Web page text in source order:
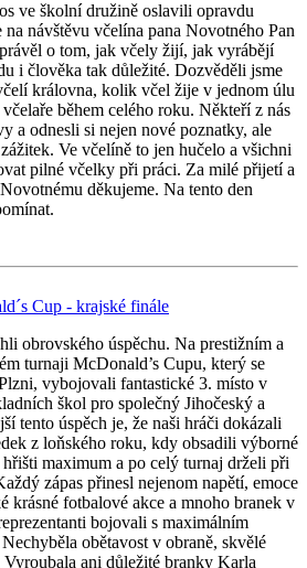
ve školní družině oslavili opravdu
návštěvu včelína pana Novotného Pan
o tom, jak včely žijí, jak vyrábějí
i člověka tak důležité. Dozvěděli jsme
královna, kolik včel žije v jednom úlu
během celého roku. Někteří z nás
a odnesli si nejen nové poznatky, ale
Ve včelíně to jen hučelo a všichni
pilné včelky při práci. Za milé přijetí a
děkujeme. Na tento den
Cup - krajské finále
obrovského úspěchu. Na prestižním a
turnaji McDonald’s Cupu, který se
vybojovali fantastické 3. místo v
škol pro společný Jihočeský a
tento úspěch je, že naši hráči dokázali
z loňského roku, kdy obsadili výborné
maximum a po celý turnaj drželi při
zápas přinesl nejenom napětí, emoce
krásné fotbalové akce a mnoho branek v
bojovali s maximálním
obětavost v obraně, skvělé
ani důležité branky Karla